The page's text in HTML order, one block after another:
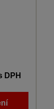
DPH